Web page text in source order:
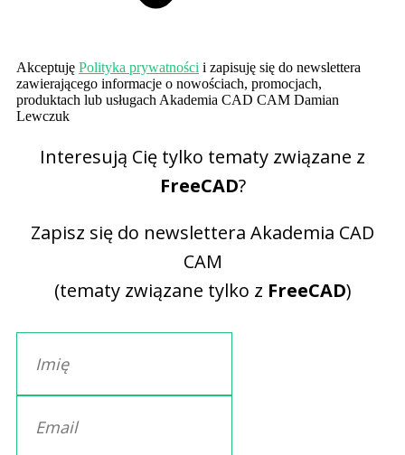
Akceptuję Polityka prywatności i zapisuję się do newslettera
zawierającego informacje o nowościach, promocjach,
produktach lub usługach Akademia CAD CAM Damian
Lewczuk
Interesują Cię tylko tematy związane z
FreeCAD?
Zapisz się do newslettera Akademia CAD
CAM
(tematy związane tylko z FreeCAD)